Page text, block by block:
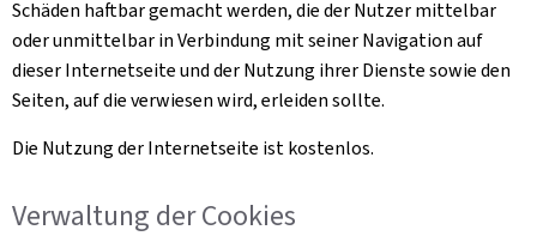
Schäden haftbar gemacht werden, die der Nutzer mittelbar
oder unmittelbar in Verbindung mit seiner Navigation auf
dieser Internetseite und der Nutzung ihrer Dienste sowie den
Seiten, auf die verwiesen wird, erleiden sollte.
Die Nutzung der Internetseite ist kostenlos.
Verwaltung derCookies